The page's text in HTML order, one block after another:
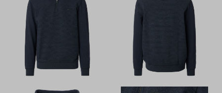
Menger
Mode